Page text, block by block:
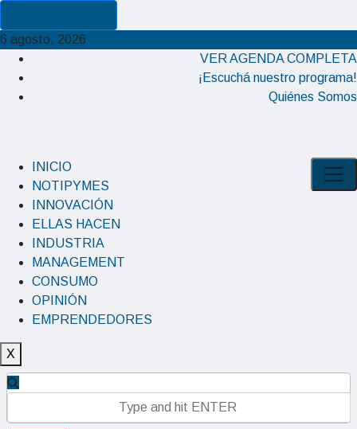
6 agosto, 2026
VER AGENDA COMPLETA
¡Escuchá nuestro programa!
Quiénes Somos
INICIO
NOTIPYMES
INNOVACIÓN
ELLAS HACEN
INDUSTRIA
MANAGEMENT
CONSUMO
OPINIÓN
EMPRENDEDORES
X